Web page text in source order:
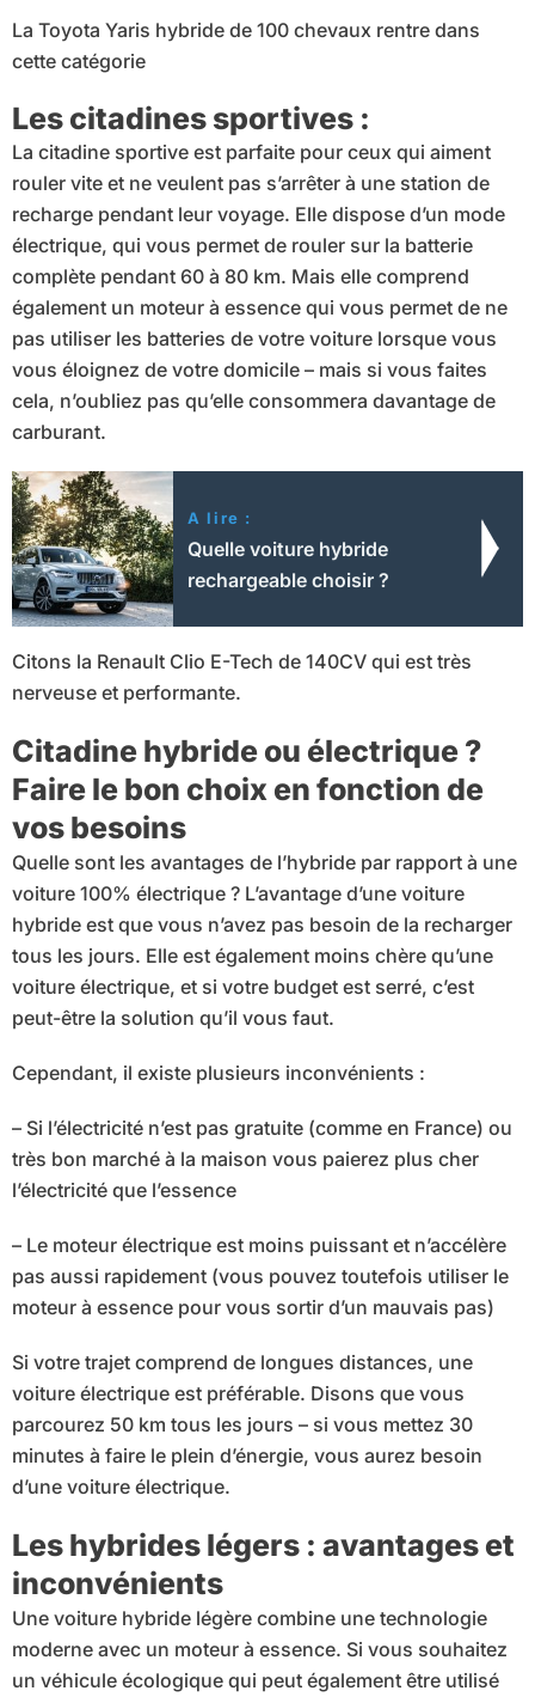
La Toyota Yaris hybride de 100 chevaux rentre dans
cette catégorie
Les citadines sportives :
La citadine sportive est parfaite pour ceux qui aiment
rouler vite et ne veulent pas s’arrêter à une station de
recharge pendant leur voyage. Elle dispose d’un mode
électrique, qui vous permet de rouler sur la batterie
complète pendant 60 à 80 km. Mais elle comprend
également un moteur à essence qui vous permet de ne
pas utiliser les batteries de votre voiture lorsque vous
vous éloignez de votre domicile – mais si vous faites
cela, n’oubliez pas qu’elle consommera davantage de
carburant.
A lire :
Quelle voiture hybride
rechargeable choisir ?
Citons la Renault Clio E-Tech de 140CV qui est très
nerveuse et performante.
Citadine hybride ou électrique ?
Faire le bon choix en fonction de
vos besoins
Quelle sont les avantages de l’hybride par rapport à une
voiture 100% électrique ? L’avantage d’une voiture
hybride est que vous n’avez pas besoin de la recharger
tous les jours. Elle est également moins chère qu’une
voiture électrique, et si votre budget est serré, c’est
peut-être la solution qu’il vous faut.
Cependant, il existe plusieurs inconvénients :
– Si l’électricité n’est pas gratuite (comme en France) ou
très bon marché à la maison vous paierez plus cher
l’électricité que l’essence
– Le moteur électrique est moins puissant et n’accélère
pas aussi rapidement (vous pouvez toutefois utiliser le
moteur à essence pour vous sortir d’un mauvais pas)
Si votre trajet comprend de longues distances, une
voiture électrique est préférable. Disons que vous
parcourez 50 km tous les jours – si vous mettez 30
minutes à faire le plein d’énergie, vous aurez besoin
d’une voiture électrique.
Les hybrides légers : avantages et
inconvénients
Une voiture hybride légère combine une technologie
moderne avec un moteur à essence. Si vous souhaitez
un véhicule écologique qui peut également être utilisé